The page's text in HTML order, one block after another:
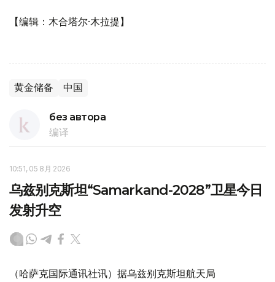
【编辑：木合塔尔·木拉提】
黄金储备 中国
без автора
编译
10:51, 05 8月 2026
乌兹别克斯坦“Samarkand-2028”卫星今日
发射升空
（哈萨克国际通讯社讯）据乌兹别克斯坦航天局